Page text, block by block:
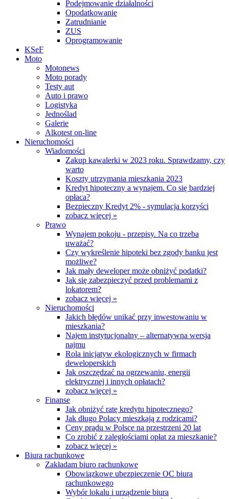
Podejmowanie działalności
Opodatkowanie
Zatrudnianie
ZUS
Oprogramowanie
KSeF
Moto
Motonews
Moto porady
Testy aut
Auto i prawo
Logistyka
Jednoślad
Galerie
Alkotest on-line
Nieruchomości
Wiadomości
Zakup kawalerki w 2023 roku. Sprawdzamy, czy
warto
Koszty utrzymania mieszkania 2023
Kredyt hipoteczny a wynajem. Co się bardziej
opłaca?
Bezpieczny Kredyt 2% - symulacja korzyści
zobacz więcej »
Prawo
Wynajem pokoju - przepisy. Na co trzeba
uważać?
Czy wykreślenie hipoteki bez zgody banku jest
możliwe?
Jak mały deweloper może obniżyć podatki?
Jak się zabezpieczyć przed problemami z
lokatorem?
zobacz więcej »
Nieruchomości
Jakich błędów unikać przy inwestowaniu w
mieszkania?
Najem instytucjonalny – alternatywna wersja
najmu
Rola inicjatyw ekologicznych w firmach
deweloperskich
Jak oszczędzać na ogrzewaniu, energii
elektrycznej i innych opłatach?
zobacz więcej »
Finanse
Jak obniżyć ratę kredytu hipotecznego?
Jak długo Polacy mieszkają z rodzicami?
Ceny prądu w Polsce na przestrzeni 20 lat
Co zrobić z zaległościami opłat za mieszkanie?
zobacz więcej »
Biura rachunkowe
Zakładam biuro rachunkowe
Obowiązkowe ubezpieczenie OC biura
rachunkowego
Wybór lokalu i urządzenie biura